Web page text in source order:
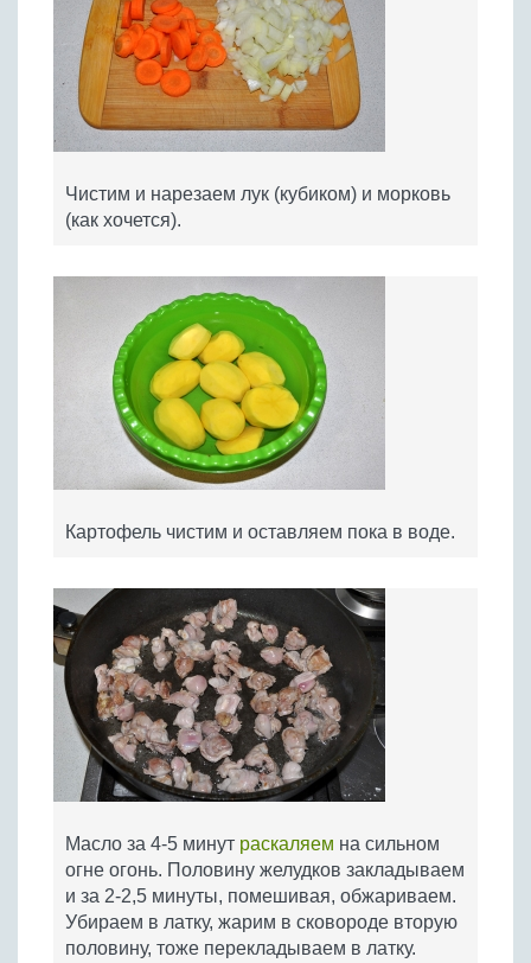
Чистим и нарезаем лук (кубиком) и морковь
(как хочется).
Картофель чистим и оставляем пока в воде.
Масло за 4-5 минут раскаляем на сильном
огне огонь. Половину желудков закладываем
и за 2-2,5 минуты, помешивая, обжариваем.
Убираем в латку, жарим в сковороде вторую
половину, тоже перекладываем в латку.